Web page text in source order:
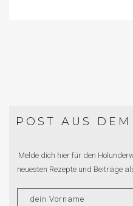
POST AUS
Melde dich hier für den
neuesten Rezepte und Beiträge